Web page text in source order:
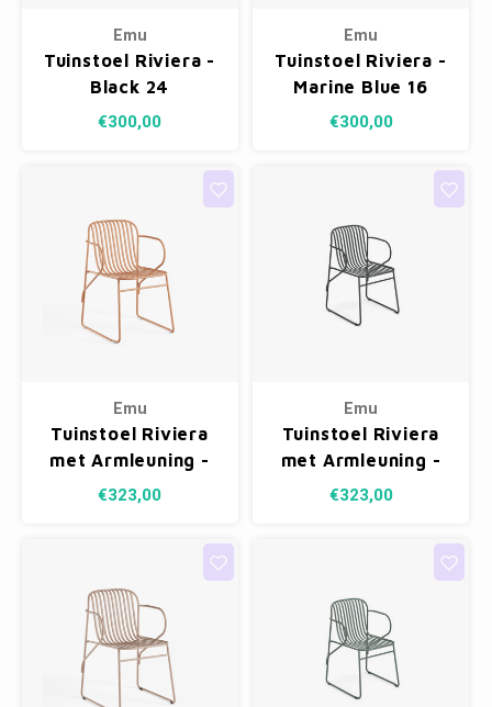
Emu
Tuinstoel Riviera -
Black 24
€300,00
Emu
Tuinstoel Riviera -
Marine Blue 16
€300,00
Emu
Tuinstoel Riviera
met Armleuning -
Antique Pink 13
€323,00
Emu
Tuinstoel Riviera
met Armleuning -
Antique Iron 22
€323,00